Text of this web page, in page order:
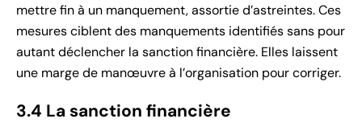
mettre fin à un manquement, assortie d’astreintes. Ces
mesures ciblent des manquements identifiés sans pour
autant déclencher la sanction financière. Elles laissent
une marge de manœuvre à l’organisation pour corriger.
3.4 La sanction financière